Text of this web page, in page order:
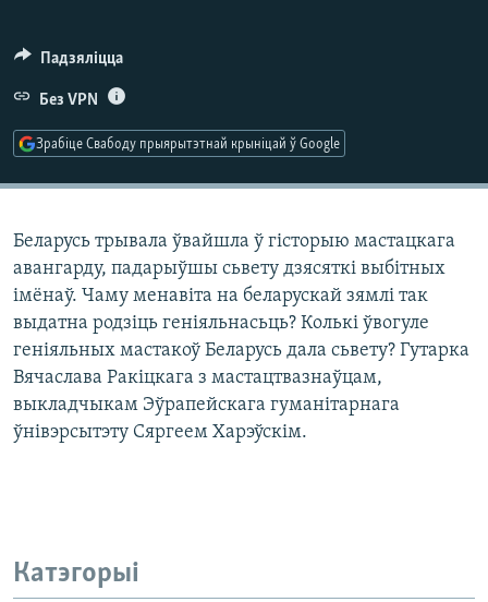
КАЛЯНДАР
НА ХВАЛЯХ СВАБОДЫ
Падзяліцца
Без VPN
Зрабіце Свабоду прыярытэтнай крыніцай ў Google
Беларусь трывала ўвайшла ў гісторыю мастацкага
авангарду, падарыўшы сьвету дзясяткі выбітных
імёнаў. Чаму менавіта на беларускай зямлі так
выдатна родзіць геніяльнасьць? Колькі ўвогуле
геніяльных мастакоў Беларусь дала сьвету? Гутарка
Вячаслава Ракіцкага з мастацтвазнаўцам,
выкладчыкам Эўрапейскага гуманітарнага
ўнівэрсытэту Сяргеем Харэўскім.
Катэгорыі